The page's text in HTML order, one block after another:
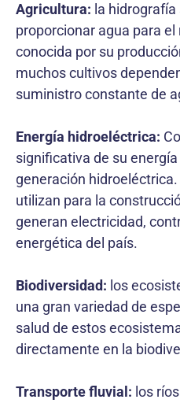
Agricultura: la
proporcionar agua para
conocida por su
muchos cultivos
suministro constante de
Energía hidroeléctrica:
significativa de su
generación
utilizan para la
generan electricidad,
energética del país.
Biodiversidad: los
una gran variedad de
salud de estos
directamente en la
Transporte fluvial: los